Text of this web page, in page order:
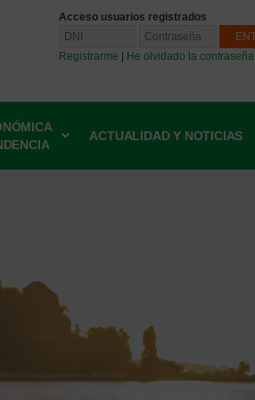
Acceso usuarios registrados
Registrarme He olvidado la contraseña
ACTUALIDAD Y NOTICIAS